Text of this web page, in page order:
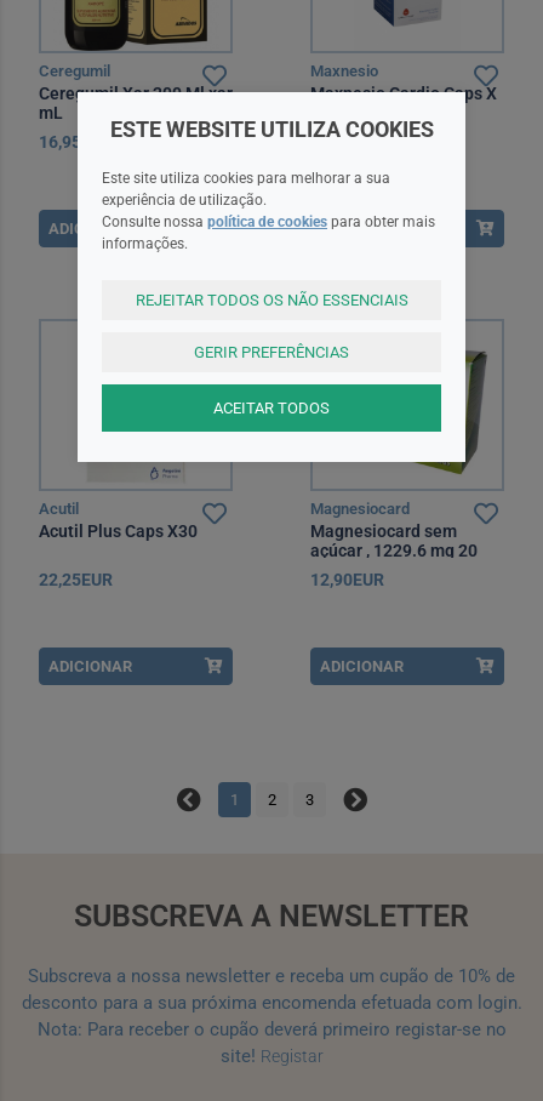
Ceregumil
Ceregumil Xar 200 Ml xar
mL
16,95EUR
ADICIONAR
Maxnesio
Maxnesio Cardio Caps X
24,60EUR
ADICIONAR
Acutil
Acutil Plus Caps X30
22,25EUR
ADICIONAR
Magnesiocard
Magnesiocard sem
açúcar , 1229.6 mg 20
Saqueta 4 g Po sol oral
12,90EUR
ADICIONAR
1 2 3
SUBSCREVA A NEWSLETTER
Subscreva a nossa newsletter e receba um cupão de 10% de
desconto para a sua próxima encomenda efetuada com login.
Nota: Para receber o cupão deverá primeiro registar-se no
site! Registar
ESTE WEBSITE UTILIZA COOKIES
Este site utiliza cookies para melhorar a sua
experiência de utilização.
Consulte nossa política de cookies para obter mais
informações.
REJEITAR TODOS OS NÃO ESSENCIAIS
GERIR PREFERÊNCIAS
ACEITAR TODOS